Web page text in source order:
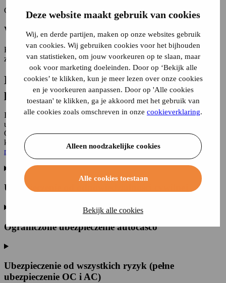
Deze website maakt gebruik van cookies
Wij, en derde partijen, maken op onze websites gebruik
van cookies. Wij gebruiken cookies voor het bijhouden
van statistieken, om jouw voorkeuren op te slaan, maar
ook voor marketing doeleinden. Door op ‘Bekijk alle
cookies’ te klikken, kun je meer lezen over onze cookies
en je voorkeuren aanpassen. Door op 'Alle cookies
toestaan' te klikken, ga je akkoord met het gebruik van
alle cookies zoals omschreven in onze cookieverklaring.
Alleen noodzakelijke cookies
Alle cookies toestaan
Bekijk alle cookies
Częste jazdy zwiększają ryzyko uszkodzeń
Weź pod uwagę swoją sytuację finansową
Kto chce mieć większą pewność, często decyduje się na szerszy
zakres ubezpieczenia
Które ubezpieczenie samochodu najlepiej
pasuje do Twojej sytuacji?
Istnieją trzy rodzaje ubezpieczeń: OC, OC z ograniczonym
ubezpieczeniem kasko oraz ubezpieczenie od wszystkich ryzyk.
Odpowiednie ubezpieczenie samochodu wybiera się na podstawie
kilku ważnych czynników. To właśnie one decydują o tym,
który
rodzaj ubezpieczenia najlepiej pasuje do Twojej sytuacji
Ubezpieczenie od odpowiedzialności cywilnej
Ograniczone ubezpieczenie autocasco
Ubezpieczenie od wszystkich ryzyk (pełne
ubezpieczenie OC i AC)